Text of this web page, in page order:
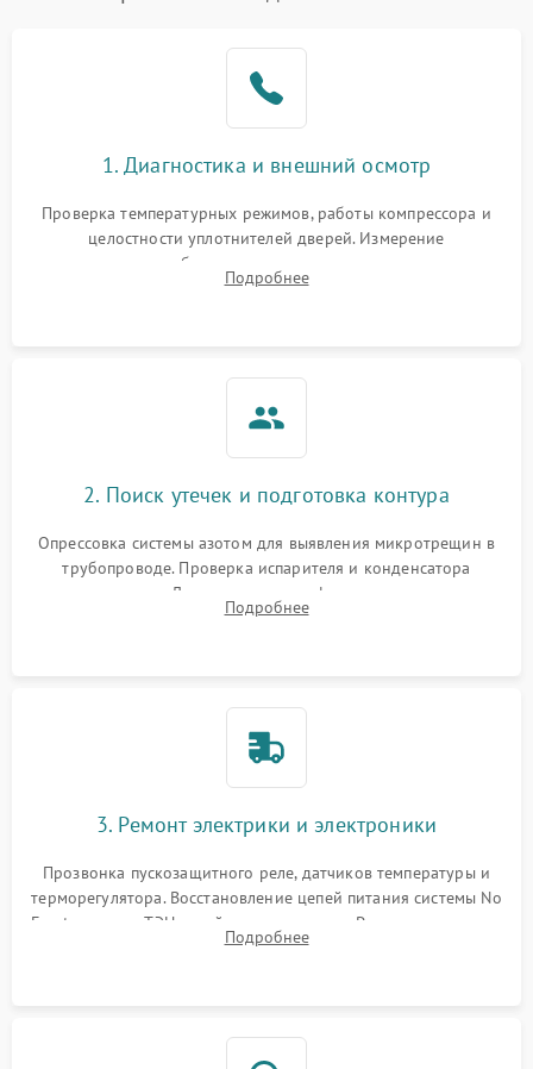
работе
2000 ₽ Подробнее →
1000 ₽
1800 ₽
1. Диагностика и внешний осмотр
Проверка температурных режимов, работы компрессора и
целостности уплотнителей дверей. Измерение
сопротивления обмоток мотора, проверка термостата и
считывание кодов ошибок с электронного дисплея.
Подробнее
2. Поиск утечек и подготовка контура
Опрессовка системы азотом для выявления микротрещин в
трубопроводе. Проверка испарителя и конденсатора
течеискателем. Демонтаж старого фильтра-осушителя и
продувка капиллярной трубки для устранения засоров.
Подробнее
3. Ремонт электрики и электроники
Прозвонка пускозащитного реле, датчиков температуры и
терморегулятора. Восстановление цепей питания системы No
Frost, включая ТЭН оттайки и вентилятор. Ремонт или замена
платы управления при сбоях алгоритмов.
Подробнее